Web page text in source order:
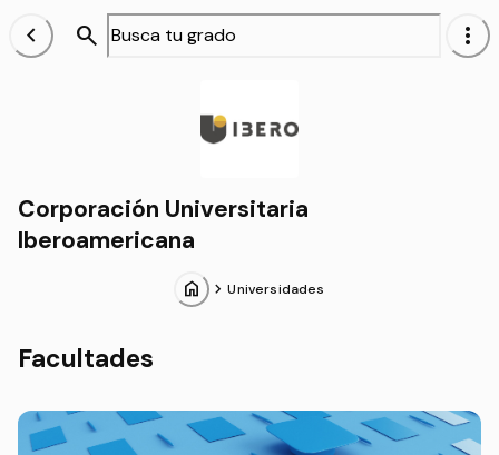
chevron_left search more_vert
Corporación Universitaria
Iberoamericana
home chevron_forwardUniversidades
Facultades